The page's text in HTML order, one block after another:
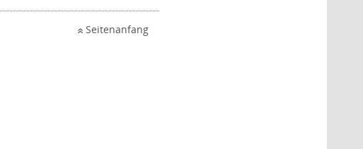
Seitenanfang